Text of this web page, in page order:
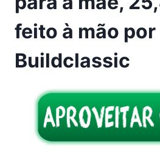
feito à mão por
Buildclassic